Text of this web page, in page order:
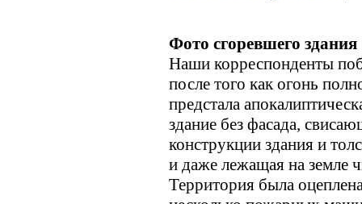
Фото сгоревшего
Наши корреспонденты
после того как огонь
предстала
здание без фасада,
конструкции здания и
и даже лежащая на земле
Территория была